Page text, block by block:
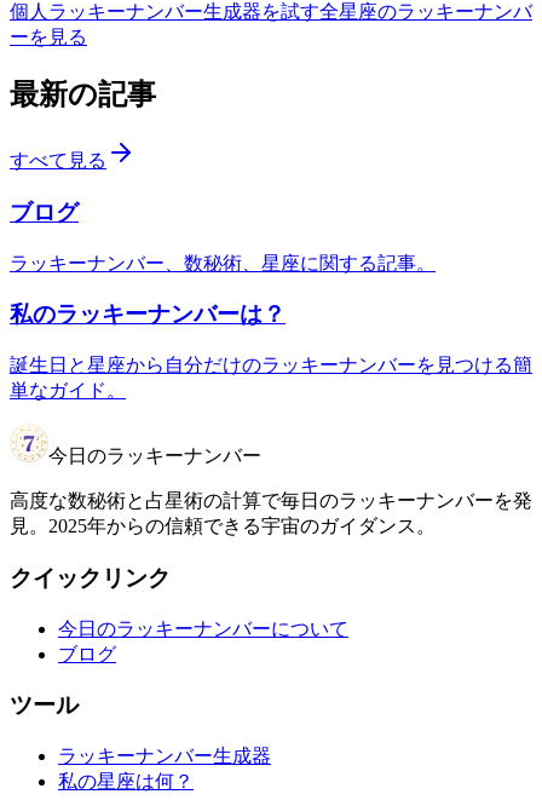
個人ラッキーナンバー生成器を試す全星座のラッキーナンバ
ーを見る
最新の記事
すべて見る
ブログ
ラッキーナンバー、数秘術、星座に関する記事。
私のラッキーナンバーは？
誕生日と星座から自分だけのラッキーナンバーを見つける簡
単なガイド。
今日のラッキーナンバー
高度な数秘術と占星術の計算で毎日のラッキーナンバーを発
見。2025年からの信頼できる宇宙のガイダンス。
クイックリンク
今日のラッキーナンバーについて
ブログ
ツール
ラッキーナンバー生成器
私の星座は何？